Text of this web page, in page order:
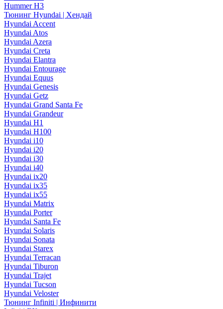
Hummer H3
Тюнинг Hyundai | Хендай
Hyundai Accent
Hyundai Atos
Hyundai Azera
Hyundai Creta
Hyundai Elantra
Hyundai Entourage
Hyundai Equus
Hyundai Genesis
Hyundai Getz
Hyundai Grand Santa Fe
Hyundai Grandeur
Hyundai H1
Hyundai H100
Hyundai i10
Hyundai i20
Hyundai i30
Hyundai i40
Hyundai ix20
Hyundai ix35
Hyundai ix55
Hyundai Matrix
Hyundai Porter
Hyundai Santa Fe
Hyundai Solaris
Hyundai Sonata
Hyundai Starex
Hyundai Terracan
Hyundai Tiburon
Hyundai Trajet
Hyundai Tucson
Hyundai Veloster
Тюнинг Infiniti | Инфинити